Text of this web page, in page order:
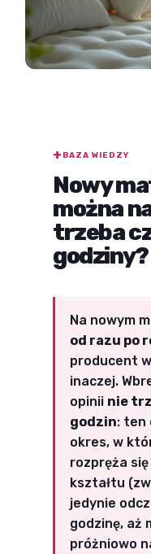
BAZA WIEDZY
Nowy
można
trzeba
godziny?
Na nowym
od razu po
producent
inaczej.
opinii nie
godzin: ten
okres, w
rozpręża
kształtu
jedynie
godzinę, aż
próżniowo